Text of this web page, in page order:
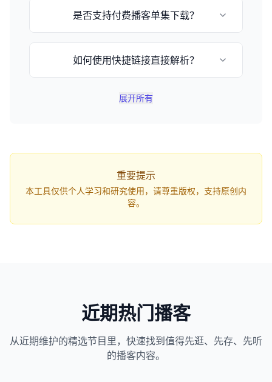
心等待或稍后重试。
是否支持付费播客单集下载？
提供付费单集下载解析功能。
如何使用快捷链接直接解析？
您可以在网址后加上 `?q=小宇宙链接`，例如
展开所有
重要提示
本工具仅供个人学习和研究使用，请尊重版权，支持原创内
容。
近期热门播客
从近期维护的精选节目里，快速找到值得先逛、先存、先听
的播客内容。